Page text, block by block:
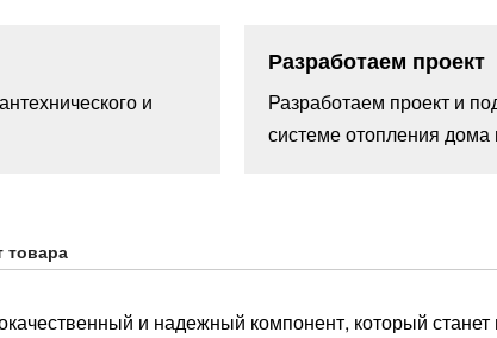
и
Разработаем проект
Разработаем проект и
системе отопления дома
товара
и надежный компонент, который